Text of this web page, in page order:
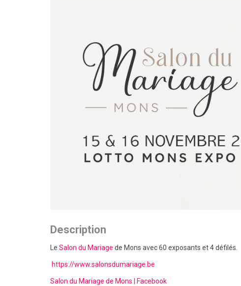
Description
Le Salon du Mariage de Mons avec 60 exposants et 4 défilés.
https://www.salonsdumariage.be
Salon du Mariage de Mons | Facebook